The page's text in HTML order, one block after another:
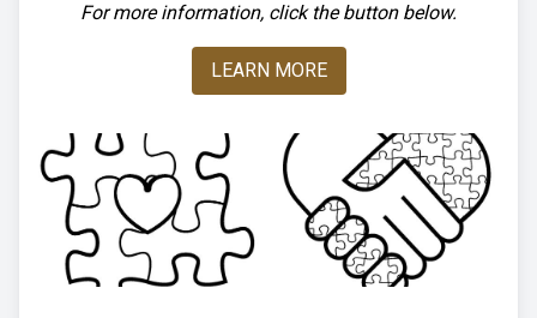
For more information, click the button below.
LEARN MORE